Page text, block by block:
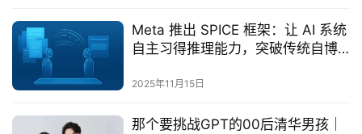
Meta 推出 SPICE 框架：让 AI 系统
自主习得推理能力，突破传统自博
2025年11月15日
那个要挑战GPT的00后清华男孩｜